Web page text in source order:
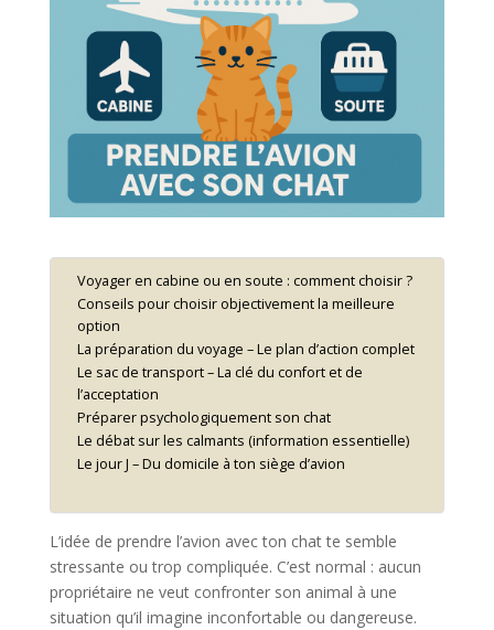
Voyager en cabine ou en soute : comment choisir ?
Conseils pour choisir objectivement la meilleure
option
La préparation du voyage – Le plan d’action complet
Le sac de transport – La clé du confort et de
l’acceptation
Préparer psychologiquement son chat
Le débat sur les calmants (information essentielle)
Le jour J – Du domicile à ton siège d’avion
L’idée de prendre l’avion avec ton chat te semble
stressante ou trop compliquée. C’est normal : aucun
propriétaire ne veut confronter son animal à une
situation qu’il imagine inconfortable ou dangereuse.